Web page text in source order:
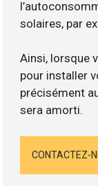
solaires, par
Ainsi, lorsque
pour installer
précisément
sera amorti.
CONTACTEZ-